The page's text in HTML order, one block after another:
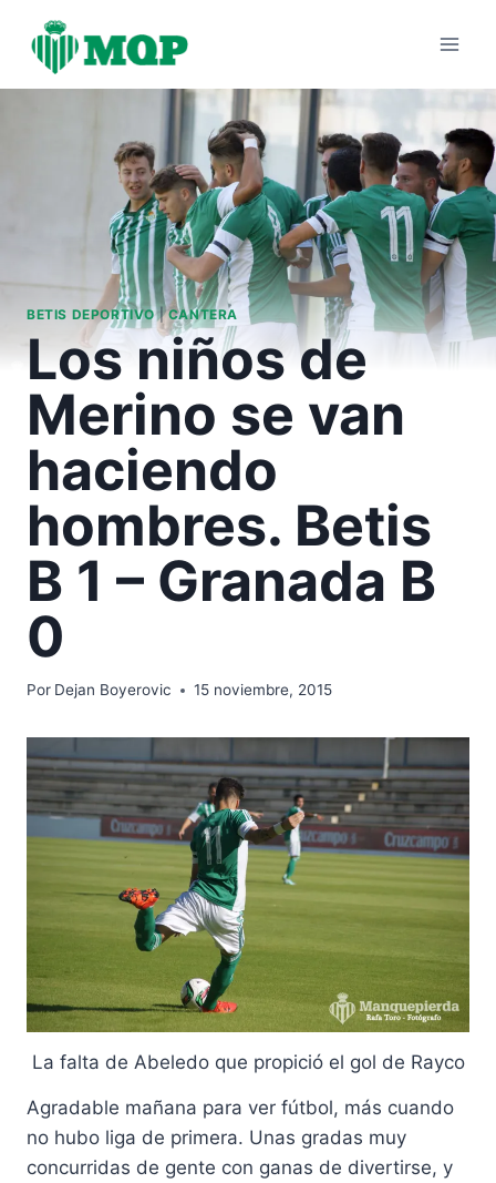
contenido
BETIS DEPORTIVO|CANTERA
Los niños de
Merino se van
haciendo
hombres. Betis
B 1 – Granada B
0
Por Dejan Boyerovic 15 noviembre, 2015
La falta de Abeledo que propició el gol de Rayco
Agradable mañana para ver fútbol, más cuando
no hubo liga de primera. Unas gradas muy
concurridas de gente con ganas de divertirse, y